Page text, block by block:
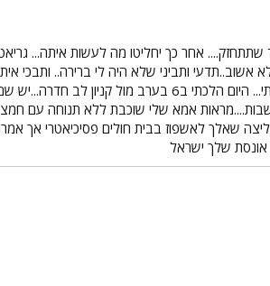
אחר כך יחליטו מה לעשות איתה...
אשוב..תדעי ותביני שלא היה לי ברירה.. ותבכי
החיים?...מה עם הלימודים?.... ספרי לי...שתפי
אמא שלי שוכבת ללא תנוחה עם
שאלך לאשפוז בבית חולים פסיכיאטרי
אונסת שלך ישראל